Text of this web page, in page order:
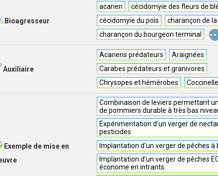
Bioagresseur
acarien
cécidomyie des fleurs de
cécidomyie du pois
charançon de
charançon du bourgeon terminal
...
Auxiliaire
Acariens prédateurs
Araignées
Carabes prédateurs et granivores
Chrysopes et hémérobes
Exemple de mise en
Combinaison de leviers permettant
de pommiers durable à très bas
Expérimentation d'un verger de
pesticides
Implantation d'un verger de pêches
Implantation d'un verger de pêches
économe en intrants